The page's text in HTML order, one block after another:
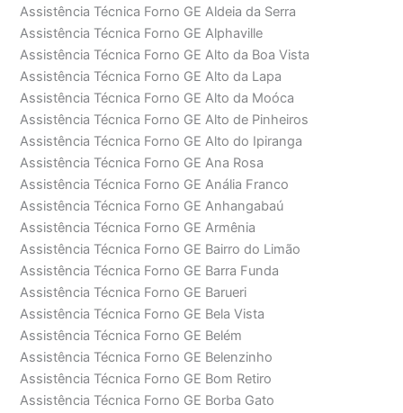
Assistência Técnica Forno GE Aldeia da Serra
Assistência Técnica Forno GE Alphaville
Assistência Técnica Forno GE Alto da Boa Vista
Assistência Técnica Forno GE Alto da Lapa
Assistência Técnica Forno GE Alto da Moóca
Assistência Técnica Forno GE Alto de Pinheiros
Assistência Técnica Forno GE Alto do Ipiranga
Assistência Técnica Forno GE Ana Rosa
Assistência Técnica Forno GE Anália Franco
Assistência Técnica Forno GE Anhangabaú
Assistência Técnica Forno GE Armênia
Assistência Técnica Forno GE Bairro do Limão
Assistência Técnica Forno GE Barra Funda
Assistência Técnica Forno GE Barueri
Assistência Técnica Forno GE Bela Vista
Assistência Técnica Forno GE Belém
Assistência Técnica Forno GE Belenzinho
Assistência Técnica Forno GE Bom Retiro
Assistência Técnica Forno GE Borba Gato